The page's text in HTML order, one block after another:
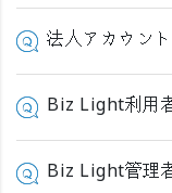
法人アカウン
Biz Light利用
Biz Light管理